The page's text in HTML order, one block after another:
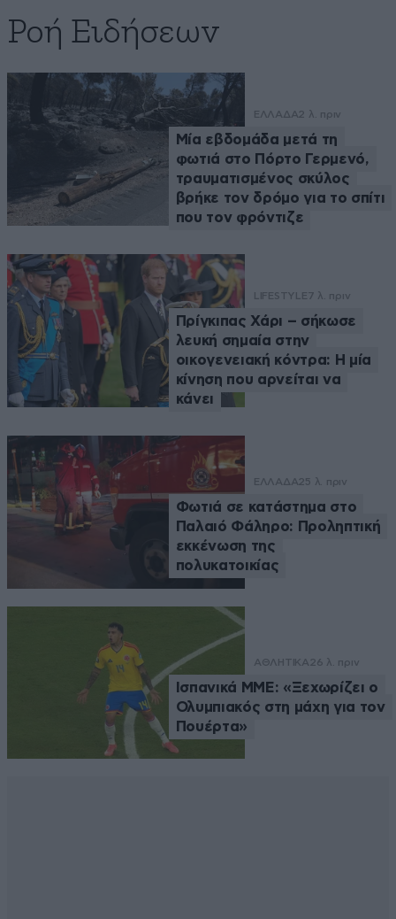
Ροή Ειδήσεων
ΕΛΛΑΔΑ2 λ. πριν
Μία εβδομάδα μετά τη
φωτιά στο Πόρτο Γερμενό,
τραυματισμένος σκύλος
βρήκε τον δρόμο για το σπίτι
που τον φρόντιζε
LIFESTYLE7 λ. πριν
Πρίγκιπας Χάρι – σήκωσε
λευκή σημαία στην
οικογενειακή κόντρα: Η μία
κίνηση που αρνείται να
κάνει
ΕΛΛΑΔΑ25 λ. πριν
Φωτιά σε κατάστημα στο
Παλαιό Φάληρο: Προληπτική
εκκένωση της
πολυκατοικίας
ΑΘΛΗΤΙΚΑ 26 λ. πριν
Ισπανικά ΜΜΕ: «Ξεχωρίζει ο
Ολυμπιακός στη μάχη για τον
Πουέρτα»